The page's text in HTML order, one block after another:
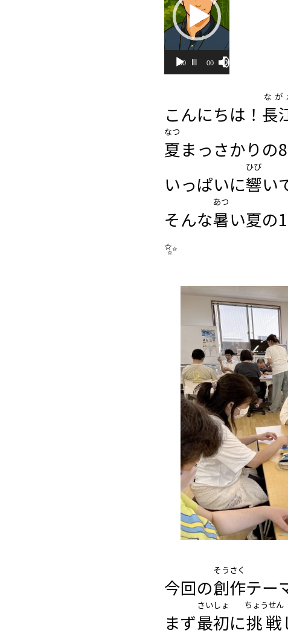
プ
レ
ヤ
ー
00:00 00:19
こんにちは！ 長
なが
夏
なつ
まっさかりの8
いっぱいに響
ひび
い
そんな暑
あつ
い夏の
✨
今回の創作
そうさく
テー
まず最初
さいしょ
に挑戦
ちょうせん